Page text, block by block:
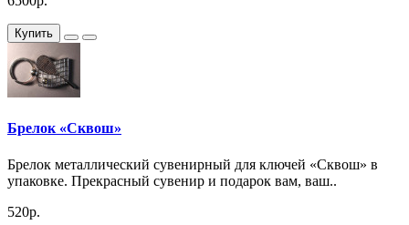
Купить
Брелок «Сквош»
Брелок металлический сувенирный для ключей «Сквош» в
упаковке. Прекрасный сувенир и подарок вам, ваш..
520р.